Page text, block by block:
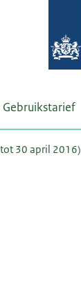
Gebruikstarief
30 april 2016)